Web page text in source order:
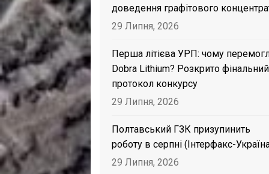
доведення графітового
29 Липня, 2026
Перша літієва УРП: чому
Dobra Lithium? Розкрито фінальний
протокол конкурсу
29 Липня, 2026
Полтавський ГЗК призупинить
роботу в серпні (Інтерфакс-
29 Липня, 2026